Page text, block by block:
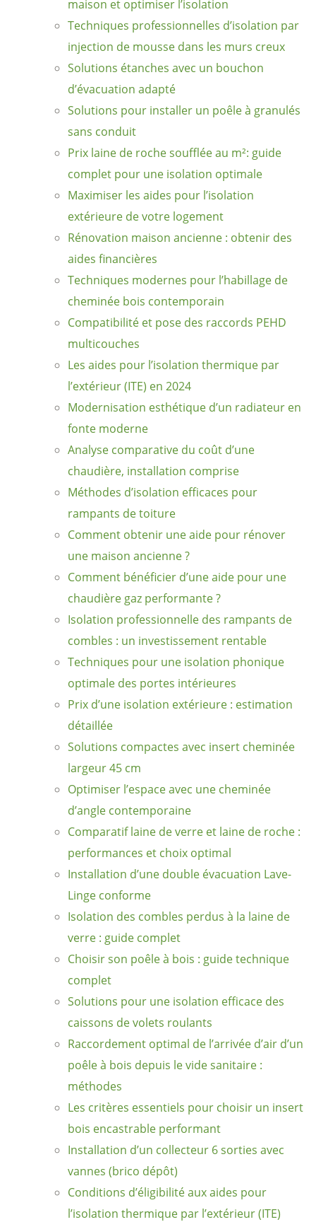
maison et optimiser l’isolation
Techniques professionnelles d’isolation par
injection de mousse dans les murs creux
Solutions étanches avec un bouchon
d’évacuation adapté
Solutions pour installer un poêle à granulés
sans conduit
Prix laine de roche soufflée au m²: guide
complet pour une isolation optimale
Maximiser les aides pour l’isolation
extérieure de votre logement
Rénovation maison ancienne : obtenir des
aides financières
Techniques modernes pour l’habillage de
cheminée bois contemporain
Compatibilité et pose des raccords PEHD
multicouches
Les aides pour l’isolation thermique par
l’extérieur (ITE) en 2024
Modernisation esthétique d’un radiateur en
fonte moderne
Analyse comparative du coût d’une
chaudière, installation comprise
Méthodes d’isolation efficaces pour
rampants de toiture
Comment obtenir une aide pour rénover
une maison ancienne ?
Comment bénéficier d’une aide pour une
chaudière gaz performante ?
Isolation professionnelle des rampants de
combles : un investissement rentable
Techniques pour une isolation phonique
optimale des portes intérieures
Prix d’une isolation extérieure : estimation
détaillée
Solutions compactes avec insert cheminée
largeur 45 cm
Optimiser l’espace avec une cheminée
d’angle contemporaine
Comparatif laine de verre et laine de roche :
performances et choix optimal
Installation d’une double évacuation Lave-
Linge conforme
Isolation des combles perdus à la laine de
verre : guide complet
Choisir son poêle à bois : guide technique
complet
Solutions pour une isolation efficace des
caissons de volets roulants
Raccordement optimal de l’arrivée d’air d’un
poêle à bois depuis le vide sanitaire :
méthodes
Les critères essentiels pour choisir un insert
bois encastrable performant
Installation d’un collecteur 6 sorties avec
vannes (brico dépôt)
Conditions d’éligibilité aux aides pour
l’isolation thermique par l’extérieur (ITE)